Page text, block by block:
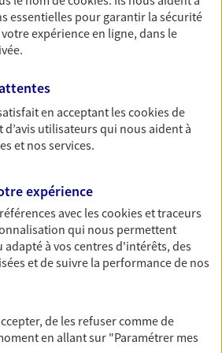
ce nouveau chapitre de
d'un expert. Découvrez
Epargne Retraite)
pour la retraite.
complémentaire santé qui
assurez-vous avec notre
Préservez vos proches en cas
temporaire totale de travail,
essentielles pour garantir la sécurité
expérience en ligne, dans le
en acceptant lescookiesde
d’avis utilisateurs qui nous aident à
et nos services.
expérience
avec lescookies et traceurs
qui nous permettent
à vos centres d'intérêts, des
et de suivre la performance de nos
de les refuser comme de
en allant sur "Paramétrer mes